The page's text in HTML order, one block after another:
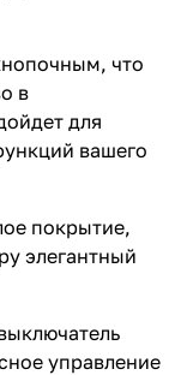
что
в
для
вашего
покрытие,
элегантный
управление